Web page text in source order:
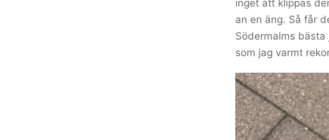
inget att klippas
an en äng. Så får
Södermalms
som jag varmt